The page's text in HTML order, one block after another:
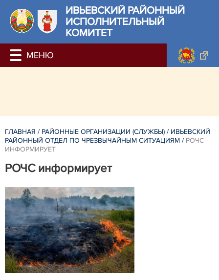
ИВЬЕВСКИЙ РАЙОННЫЙ
ИСПОЛНИТЕЛЬНЫЙ
КОМИТЕТ
ГЛАВНАЯ / РАЙОННЫЕ ОРГАНИЗАЦИИ (СЛУЖБЫ) / ИВЬЕВСКИЙ
РАЙОННЫЙ ОТДЕЛ ПО ЧРЕЗВЫЧАЙНЫМ СИТУАЦИЯМ / РОЧС
ИНФОРМИРУЕТ
РОЧС информирует